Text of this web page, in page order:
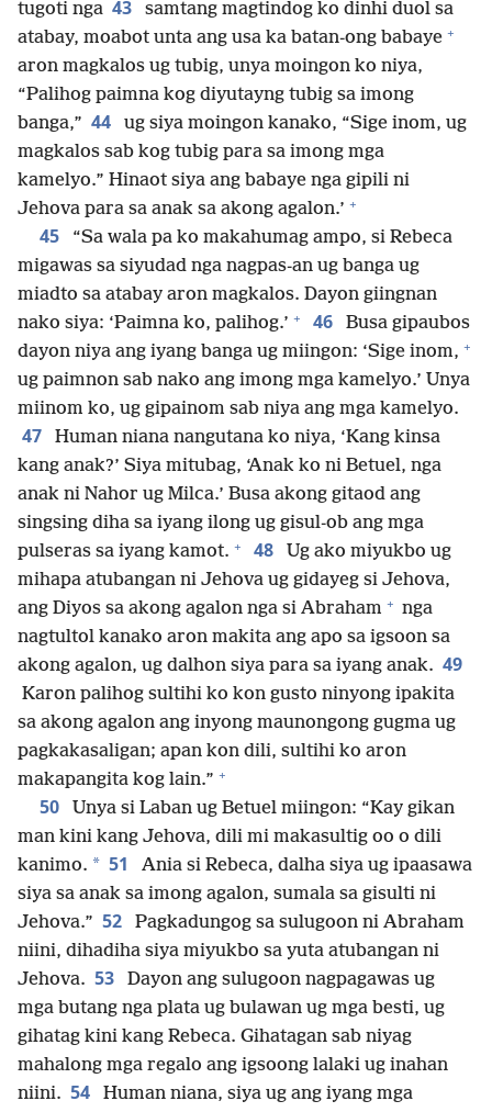
tugoti nga 43
samtang magtindog ko dinhi duol sa
atabay, moabot unta ang usa ka batan-ong babaye +
aron magkalos ug tubig, unya moingon ko niya,
“Palihog paimna kog diyutayng tubig sa imong
banga,” 44
ug siya moingon kanako, “Sige inom, ug
magkalos sab kog tubig para sa imong mga
kamelyo.” Hinaot siya ang babaye nga gipili ni
Jehova para sa anak sa akong agalon.’ +
45
“Sa wala pa ko makahumag ampo, si Rebeca
migawas sa siyudad nga nagpas-an ug banga ug
miadto sa atabay aron magkalos. Dayon giingnan
nako siya: ‘Paimna ko, palihog.’ + 46
Busa gipaubos
dayon niya ang iyang banga ug miingon: ‘Sige inom, +
ug paimnon sab nako ang imong mga kamelyo.’ Unya
miinom ko, ug gipainom sab niya ang mga kamelyo.
47
Human niana nangutana ko niya, ‘Kang kinsa
kang anak?’ Siya mitubag, ‘Anak ko ni Betuel, nga
anak ni Nahor ug Milca.’ Busa akong gitaod ang
singsing diha sa iyang ilong ug gisul-ob ang mga
pulseras sa iyang kamot. + 48
Ug ako miyukbo ug
mihapa atubangan ni Jehova ug gidayeg si Jehova,
ang Diyos sa akong agalon nga si Abraham + nga
nagtultol kanako aron makita ang apo sa igsoon sa
akong agalon, ug dalhon siya para sa iyang anak. 49
Karon palihog sultihi ko kon gusto ninyong ipakita
sa akong agalon ang inyong maunongong gugma ug
pagkakasaligan; apan kon dili, sultihi ko aron
makapangita kog lain.” +
50
Unya si Laban ug Betuel miingon: “Kay gikan
man kini kang Jehova, dili mi makasultig oo o dili
kanimo. * 51
Ania si Rebeca, dalha siya ug ipaasawa
siya sa anak sa imong agalon, sumala sa gisulti ni
Jehova.” 52
Pagkadungog sa sulugoon ni Abraham
niini, dihadiha siya miyukbo sa yuta atubangan ni
Jehova. 53
Dayon ang sulugoon nagpagawas ug
mga butang nga plata ug bulawan ug mga besti, ug
gihatag kini kang Rebeca. Gihatagan sab niyag
mahalong mga regalo ang igsoong lalaki ug inahan
niini. 54 Human niana, siya ug ang iyang mga